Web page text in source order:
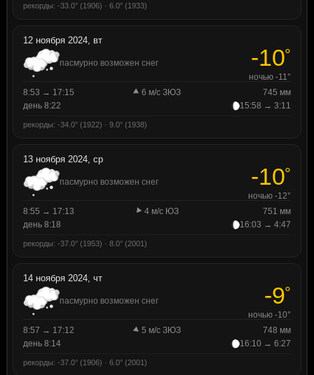
рекорды: -33.0° (1906) · 6.0° (1933)
12 ноября 2024, вт
пасмурно возможен снег -10°
ночью -11°
8:53 → 17:15
6 м/с ЗЮЗ
745 мм
день 8:22
15:58 → 3:11
рекорды: -34.0° (1922) · 9.0° (1938)
13 ноября 2024, ср
пасмурно возможен снег -10°
ночью -12°
8:55 → 17:13
4 м/с ЮЗ
751 мм
день 8:18
16:03 → 4:47
рекорды: -37.0° (1953) · 8.0° (2001)
14 ноября 2024, чт
пасмурно возможен снег -9°
ночью -10°
8:57 → 17:12
5 м/с ЗЮЗ
748 мм
день 8:14
16:10 → 6:27
рекорды: -37.0° (1906) · 6.0° (2001)